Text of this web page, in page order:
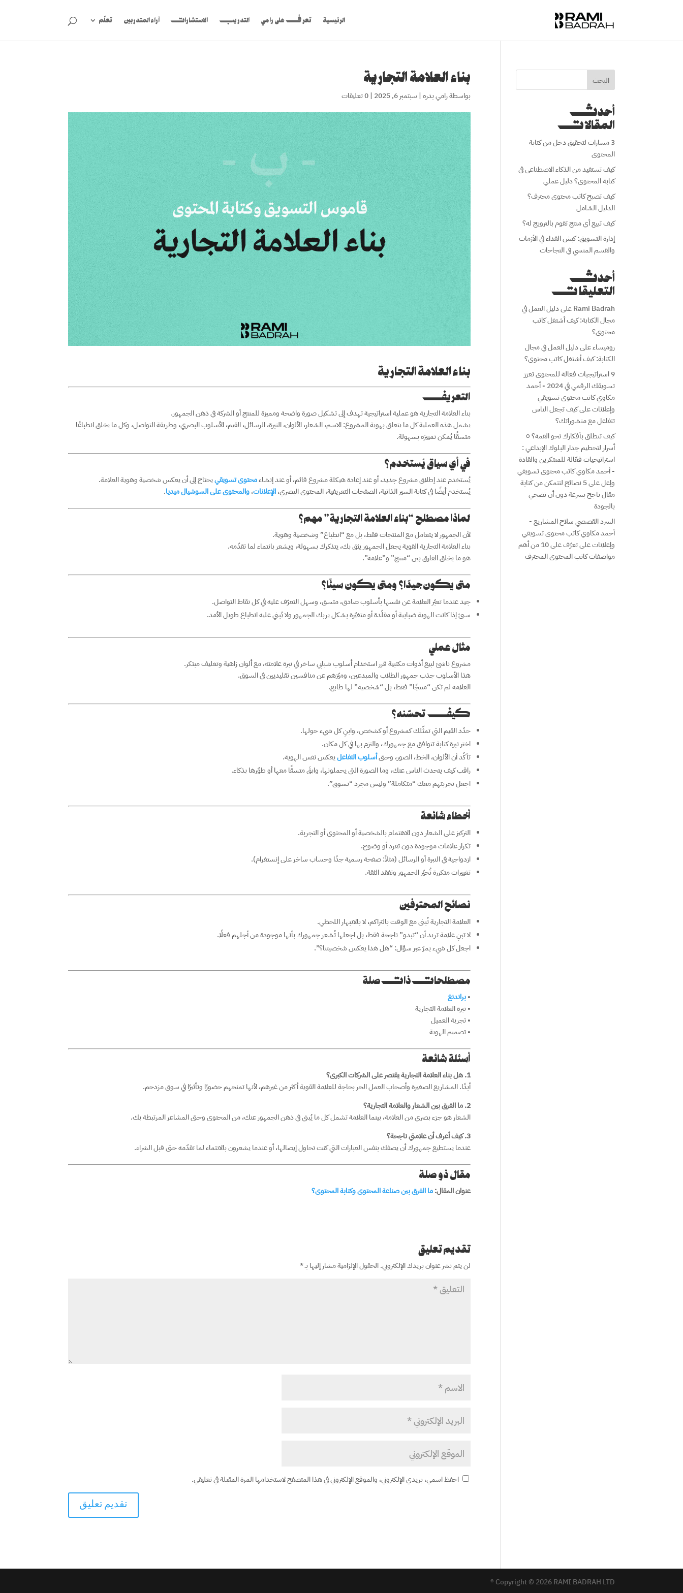
الرئيسية تعرف على رامي التدريب الاستشارات آراء المتدربين تعلّم
بناء العلامة التجارية
بواسطةرامي بدره| سبتمبر 6, 2025 |0 تعليقات
بناء العلامة التجارية
التعريف
بناء العلامة التجارية هو عملية استراتيجية تهدف إلى تشكيل صورة واضحة ومميزة للمنتج أو الشركة في ذهن الجمهور.
يشمل هذه العملية كل ما يتعلق بهوية المشروع: الاسم، الشعار، الألوان، النبرة، الرسائل، القيم، الأسلوب البصري، وطريقة التواصل، وكل ما يخلق انطباعًا
متسقًا يُمكن تمييزه بسهولة.
في أي سياق يُستخدم؟
يُستخدم عند إطلاق مشروع جديد، أو عند إعادة هيكلة مشروع قائم، أو عند إنشاءمحتوى تسويقييحتاج إلى أن يعكس شخصية وهوية العلامة.
يُستخدم أيضًا في كتابة السير الذاتية، الصفحات التعريفية، المحتوى البصري،الإعلانات،والمحتوى على السوشيال ميديا.
لماذا مصطلح “بناء العلامة التجارية” مهم؟
لأن الجمهور لا يتعامل مع المنتجات فقط، بل مع “انطباع” وشخصية وهوية.
بناء العلامة التجارية القوية يجعل الجمهور يثق بك، يتذكرك بسهولة، ويشعر بانتماء لما تقدّمه.
هو ما يخلق الفارق بين “منتج” و”علامة”.
متى يكون جيدًا؟ ومتى يكون سيئًا؟
جيد عندما تعبّر العلامة عن نفسها بأسلوب صادق، متسق، وسهل التعرّف عليه في كل نقاط التواصل.
سيئ إذا كانت الهوية ضبابية أو مقلّدة أو متغيّرة بشكل يربك الجمهور ولا يُبني عليه انطباع طويل الأمد.
مثال عملي
مشروع ناشئ لبيع أدوات مكتبية قرر استخدام أسلوب شبابي ساخر في نبرة علامته، مع ألوان زاهية وتغليف مبتكر.
هذا الأسلوب جذب جمهور الطلاب والمبدعين، وميّزهم عن منافسين تقليديين في السوق.
العلامة لم تكن “منتجًا” فقط، بل “شخصية” لها طابع.
كيف تحسّنه؟
حدّد القيم التي تمثّلك كمشروع أو كشخص، وابنِ كل شيء حولها.
اختر نبرة كتابة تتوافق مع جمهورك، والتزم بها في كل مكان.
تأكّد أن الألوان، الخط، الصور، وحتىأسلوب التفاعليعكس نفس الهوية.
راقب كيف يتحدث الناس عنك، وما الصورة التي يحملونها، وابقَ متسقًا معها أو طوّرها بذكاء.
اجعل تجربتهم معك “متكاملة” وليس مجرد “تسوق”.
أخطاء شائعة
التركيز على الشعار دون الاهتمام بالشخصية أو المحتوى أو التجربة.
تكرار علامات موجودة دون تفرد أو وضوح.
ازدواجية في النبرة أو الرسائل (مثلاً: صفحة رسمية جدًا وحساب ساخر على إنستغرام).
تغييرات متكررة تُحيّر الجمهور وتفقد الثقة.
نصائح المحترفين
العلامة التجارية تُبنى مع الوقت بالتراكم، لا بالانبهار اللحظي.
لا تبنِ علامة تريد أن “تبدو” ناجحة فقط، بل اجعلها تُشعر جمهورك بأنها موجودة من أجلهم فعلًا.
اجعل كل شيء يمرّ عبر سؤال: “هل هذا يعكس شخصيتنا؟”.
مصطلحات ذات صلة
•براندنغ
• نبرة العلامة التجارية
• تجربة العميل
• تصميم الهوية
أسئلة شائعة
1. هل بناء العلامة التجارية يقتصر على الشركات الكبرى؟
أبدًا. المشاريع الصغيرة وأصحاب العمل الحر بحاجة للعلامة القوية أكثر من غيرهم، لأنها تمنحهم حضورًا وتأثيرًا في سوق مزدحم.
2. ما الفرق بين الشعار والعلامة التجارية؟
الشعار هو جزء بصري من العلامة، بينما العلامة تشمل كل ما يُبني في ذهن الجمهور عنك، من المحتوى وحتى المشاعر المرتبطة بك.
3. كيف أعرف أن علامتي ناجحة؟
عندما يستطيع جمهورك أن يصفك بنفس العبارات التي كنت تحاول إيصالها، أو عندما يشعرون بالانتماء لما تقدّمه حتى قبل الشراء.
مقال ذو صلة
عنوان المقال:ما الفرق بين صناعة المحتوى وكتابة المحتوى؟
تقديم تعليق
لن يتم نشر عنوان بريدك الإلكتروني.الحقول الإلزامية مشار إليها بـ*
احفظ اسمي، بريدي الإلكتروني، والموقع الإلكتروني في هذا المتصفح لاستخدامها المرة المقبلة في تعليقي.
البحث
أحدث
المقالات
3 مسارات لتحقيق دخل من كتابة
المحتوى
كيف تستفيد من الذكاء الاصطناعي في
كتابة المحتوى؟ دليل عملي
كيف تصبح كاتب محتوى محترف؟
الدليل الشامل
كيف تبيع أي منتج تقوم بالترويج له؟
إدارة التسويق: كبش الفداء في الأزمات
والقسم المنسي في النجاحات
أحدث
التعليقات
Rami Badrahعلىدليل العمل في
مجال الكتابة: كيف أشتغل كاتب
محتوى؟
روميساءعلىدليل العمل في مجال
الكتابة: كيف أشتغل كاتب محتوى؟
9 استراتيجيات فعالة للمحتوى تعزز
تسويقك الرقمي في 2024 - أحمد
مكاوي كاتب محتوى تسويقي
وإعلاناتعلىكيف تجعل الناس
تتفاعل مع منشوراتك؟
كيف تنطلق بأفكارك نحو القمة؟ ٥
أسرار لتحطيم جدار البلوك الإبداعي :
استراتيجيات فعّالة للمبتكرين والقادة
- أحمد مكاوي كاتب محتوى تسويقي
وإعلعلى 5 نصائح لتتمكن من كتابة
مقال ناجح بسرعة دون أن تضحي
بالجودة
السرد القصصي سلاح المشاريع -
أحمد مكاوي كاتب محتوى تسويقي
وإعلاناتعلى
تعرّف على 10 من أهم
مواصفات كاتب المحتوى المحترف
Copyright © 2026 RAMI BADRAH LTD ®